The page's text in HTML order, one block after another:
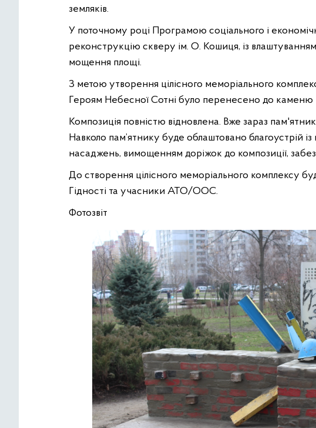
земляків.
У поточному році Програмою соціального і
реконструкцію скверу ім. О. Кошиця, із
мощення площі.
З метою утворення цілісного меморіального
Героям Небесної Сотні було перенесено до каменю
Композиція повністю відновлена. Вже зараз
Навколо пам’ятнику буде облаштовано благоустрій
насаджень, вимощенням доріжок до композиції,
До створення цілісного меморіального комплексу
Гідності та учасники АТО/ООС.
Фотозвіт